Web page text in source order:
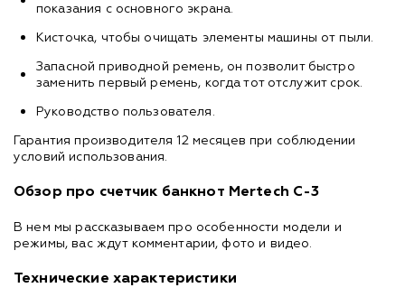
показания с основного экрана.
Кисточка, чтобы очищать элементы машины от пыли.
Запасной приводной ремень, он позволит быстро
заменить первый ремень, когда тот отслужит срок.
Руководство пользователя.
Гарантия производителя 12 месяцев при соблюдении
условий использования.
Обзор про счетчик банкнот Mertech C-3
В нем мы рассказываем про особенности модели и
режимы, вас ждут комментарии, фото и видео.
Технические характеристики